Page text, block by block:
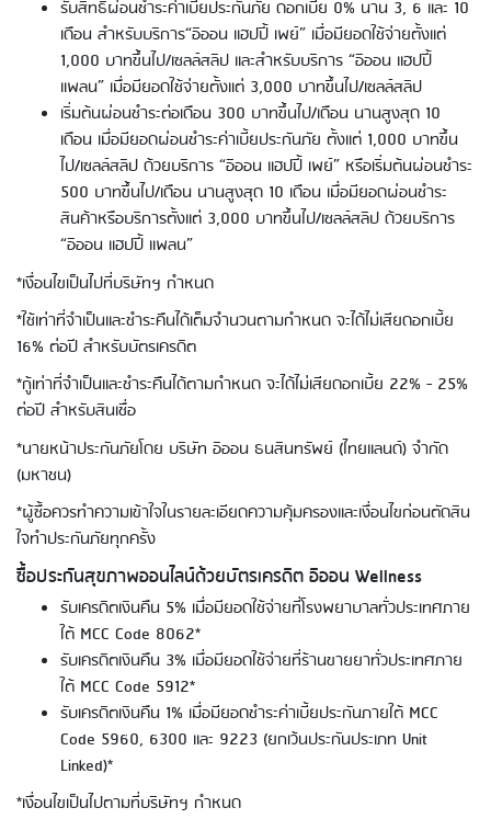
รับสิทธิ์ผ่อนชำระค่าเบี้ยประกันภัย ดอกเบี้ย 0% นาน 3, 6 และ 10
เดือน สำหรับบริการ“อิออน แฮปปี้ เพย์” เมื่อมียอดใช้จ่ายตั้งแต่
1,000 บาทขึ้นไป/เซลล์สลิป และสำหรับบริการ “อิออน แฮปปี้
แพลน” เมื่อมียอดใช้จ่ายตั้งแต่ 3,000 บาทขึ้นไป/เซลล์สลิป
เริ่มต้นผ่อนชำระต่อเดือน 300 บาทขึ้นไป/เดือน นานสูงสุด 10
เดือน เมื่อมียอดผ่อนชำระค่าเบี้ยประกันภัย ตั้งแต่ 1,000 บาทขึ้น
ไป/เซลล์สลิป ด้วยบริการ “อิออน แฮปปี้ เพย์” หรือเริ่มต้นผ่อนชำระ
500 บาทขึ้นไป/เดือน นานสูงสุด 10 เดือน เมื่อมียอดผ่อนชำระ
สินค้าหรือบริการตั้งแต่ 3,000 บาทขึ้นไป/เซลล์สลิป ด้วยบริการ
“อิออน แฮปปี้ แพลน”
*เงื่อนไขเป็นไปที่บริษัทฯ กำหนด
*ใช้เท่าที่จำเป็นและชำระคืนได้เต็มจำนวนตามกำหนด จะได้ไม่เสียดอกเบี้ย
16% ต่อปี สำหรับบัตรเครดิต
*กู้เท่าที่จำเป็นและชำระคืนได้ตามกำหนด จะได้ไม่เสียดอกเบี้ย 22% - 25%
ต่อปี สำหรับสินเชื่อ
*นายหน้าประกันภัยโดย บริษัท อิออน ธนสินทรัพย์ (ไทยแลนด์) จำกัด
(มหาชน)
*ผู้ซื้อควรทำความเข้าใจในรายละเอียดความคุ้มครองและเงื่อนไขก่อนตัดสิน
ใจทำประกันภัยทุกครั้ง
ซื้อประกันสุขภาพออนไลน์ด้วยบัตรเครดิต อิออน Wellness
รับเครดิตเงินคืน 5% เมื่อมียอดใช้จ่ายที่โรงพยาบาลทั่วประเทศภาย
ใต้ MCC Code 8062*
รับเครดิตเงินคืน 3% เมื่อมียอดใช้จ่ายที่ร้านขายยาทั่วประเทศภาย
ใต้ MCC Code 5912*
รับเครดิตเงินคืน 1% เมื่อมียอดชำระค่าเบี้ยประกันภายใต้ MCC
Code 5960, 6300 และ 9223 (ยกเว้นประกันประเภท Unit
Linked)*
*เงื่อนไขเป็นไปตามที่บริษัทฯ กำหนด
(Domestic)